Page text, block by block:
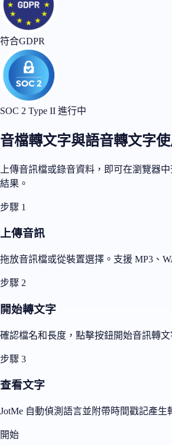
符合GDPR
SOC 2 Type II 進行中
音檔轉文字與語音轉文字
上傳音訊檔或錄音資料，即可在瀏覽器
結果。
步驟 1
上傳音訊
拖放音訊檔或從裝置選擇。支援 MP3、
步驟 2
開始轉文字
確認檔名和長度，點擊按鈕開始音訊轉文
步驟 3
查看文字
JotMe 自動偵測語言並附帶時間戳記產生
開始